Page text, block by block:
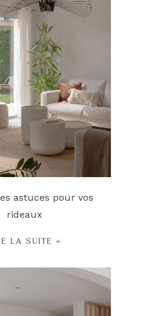
astuces pour vos
rideaux
LA SUITE »